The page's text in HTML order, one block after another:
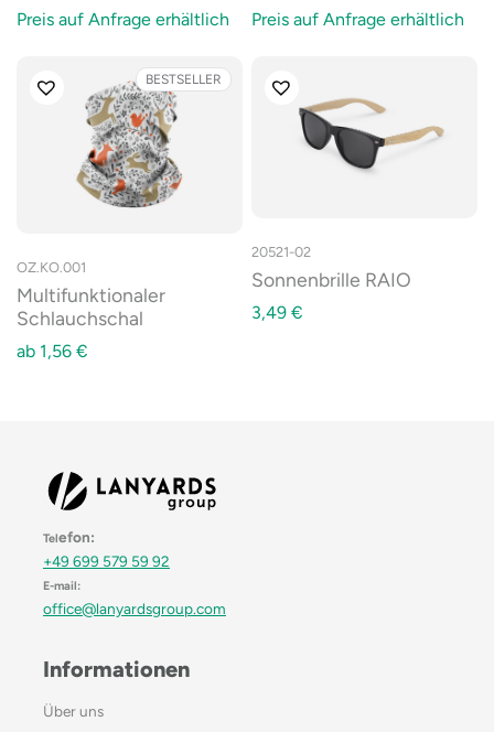
Preis auf Anfrage erhältlich Preis auf Anfrage erhältlich
BESTSELLER
OZ.KO.001
Multifunktionaler
Schlauchschal
ab 1,56 €
20521-02
Sonnenbrille RAIO
3,49 €
Telefon:
+49 699 579 59 92
E-mail:
office@lanyardsgroup.com
Informationen
Über uns